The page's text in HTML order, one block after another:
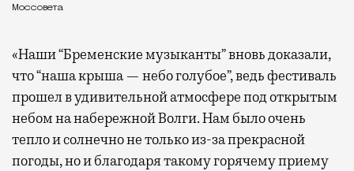
Моссовета
«Наши “Бременские музыканты” вновь доказали,
что “наша крыша — небо голубое”, ведь фестиваль
прошел в удивительной атмосфере под открытым
небом на набережной Волги. Нам было очень
тепло и солнечно не только из-за прекрасной
погоды, но и благодаря такому горячему приему